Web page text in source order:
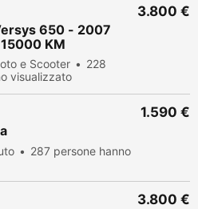
650 - 2007
KM
e Scooter
228
visualizzato
3.800 €
287 persone hanno
1.590 €
3.800 €